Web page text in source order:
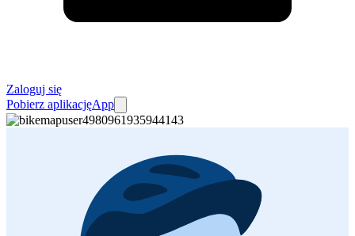
Zaloguj się
Pobierz aplikacjęApp